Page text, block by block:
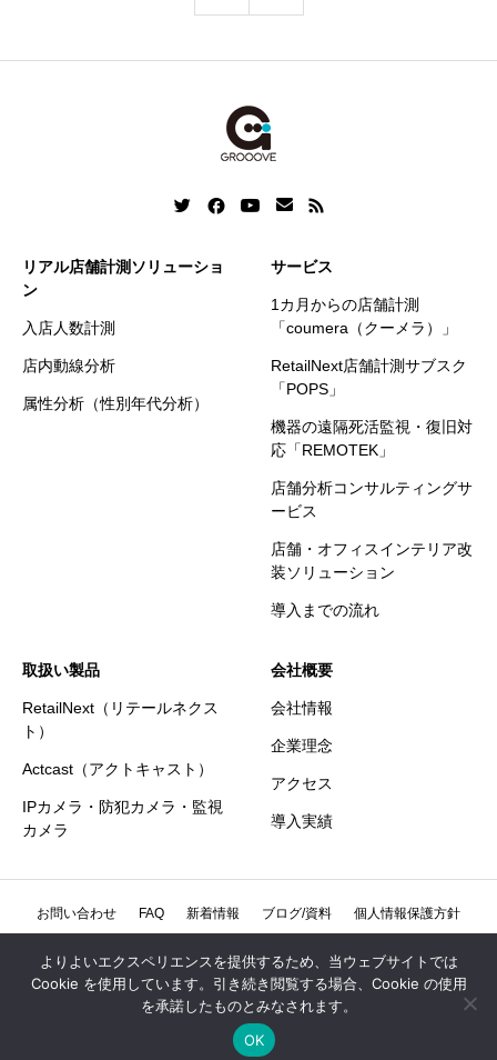
リアル店舗計測ソリューショ
ン
入店人数計測
店内動線分析
属性分析（性別年代分析）
サービス
1カ月からの店舗計測
「coumera（クーメラ）」
RetailNext店舗計測サブスク
「POPS」
機器の遠隔死活監視・復旧対
応「REMOTEK」
店舗分析コンサルティングサ
ービス
店舗・オフィスインテリア改
装ソリューション
導入までの流れ
取扱い製品
RetailNext（リテールネクス
ト）
Actcast（アクトキャスト）
IPカメラ・防犯カメラ・監視
カメラ
会社概要
会社情報
企業理念
アクセス
導入実績
お問い合わせ FAQ 新着情報 ブログ/資料 個人情報保護方針
情報セキュリティ方針
Copyright © GRoooVE Co., Ltd. All Rights Reserved.
よりよいエクスペリエンスを提供するため、当ウェブサイトでは
Cookie を使用しています。引き続き閲覧する場合、Cookie の使用
を承諾したものとみなされます。
OK